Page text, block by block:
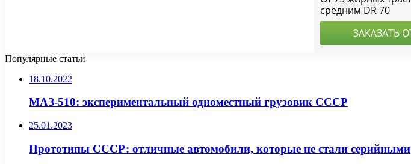
Популярные статьи
18.10.2022
МАЗ-510: экспериментальный одноместный грузовик СССР
25.01.2023
Прототипы СССР: отличные автомобили, которые не стали серийными